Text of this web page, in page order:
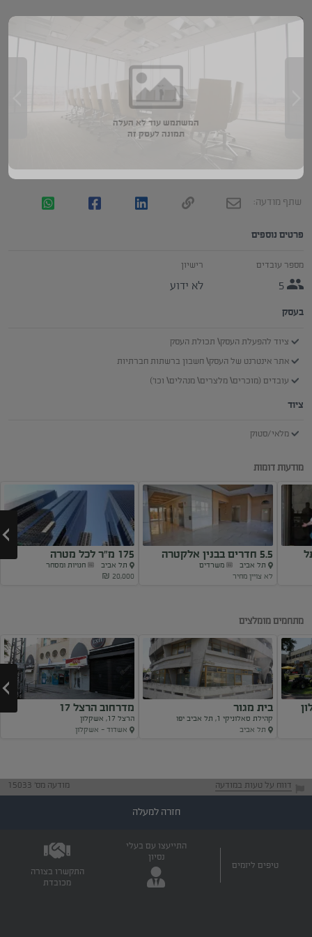
המשתמש עוד לא העלה
תמונה לעסק זה
שתף מודעה:
פרטים נוספים
מספר עובדים
5
רישיון
לא ידוע
בעסק
ציוד להפעלת העסק\ תכולת העסק
אתר אינטרנט של העסק\ חשבון ברשתות חברתיות
עובדים (מוכרים\ מלצרים\ מנהלים\ וכו')
ציוד
מלאי/סטוק
מודעות דומות
5.5 חדרים בבנין אלקטרה
סיטי!
תל אביב
משרדים
לא צויין מחיר
175 מ”ר לכל מטרה
תל אביב
חנויות ומסחר
20,000 ₪
מתחמים מומלצים
בית מגור
קהילת סאלוניקי 1, תל אביב יפו
תל אביב
מדרחוב הרצל 17
הרצל 17, אשקלון
אשדוד - אשקלון
דווח על טעות במודעה מודעה מס' 15033
חזרה למעלה
טיפים ליזמים
התייעצו עם בעלי
נסיון
התקשרו בצורה
מכובדת